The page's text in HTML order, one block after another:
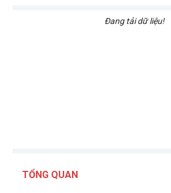
Đang tải dữ liệu!
TỔNG QUAN